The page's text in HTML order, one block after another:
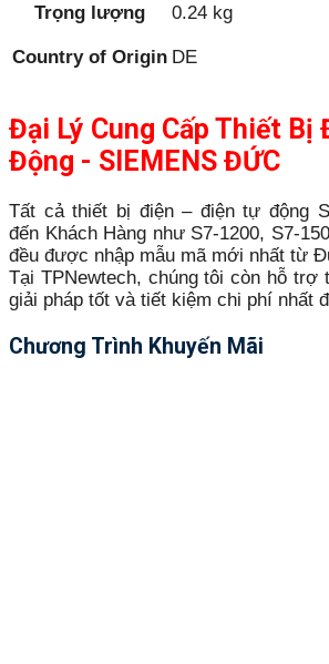
Trọng lượng 0.24 kg
Country of Origin DE
Đại Lý Cung Cấp Thiết Bị
Động - SIEMENS ĐỨC
Tất cả thiết bị điện – điện tự động
đến Khách Hàng như S7-1200, S7-
đều được nhập mẫu mã mới nhất từ
Tại TPNewtech, chúng tôi còn hỗ trợ
giải pháp tốt và tiết kiệm chi phí nhất
Chương Trình Khuyến Mãi